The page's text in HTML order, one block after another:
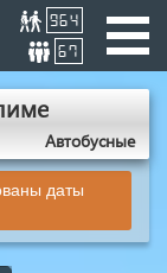
964
67
Aвтобусные
даты